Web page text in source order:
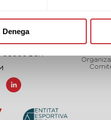
Denega
DE GOLF
08006 BCN